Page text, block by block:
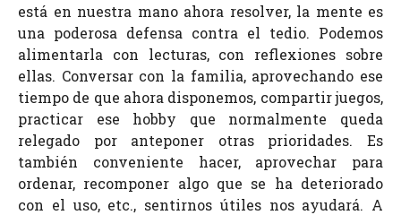
está en nuestra mano ahora resolver, la mente es
una poderosa defensa contra el tedio. Podemos
alimentarla con lecturas, con reflexiones sobre
ellas. Conversar con la familia, aprovechando ese
tiempo de que ahora disponemos, compartir juegos,
practicar ese hobby que normalmente queda
relegado por anteponer otras prioridades. Es
también conveniente hacer, aprovechar para
ordenar, recomponer algo que se ha deteriorado
con el uso, etc., sentirnos útiles nos ayudará. A